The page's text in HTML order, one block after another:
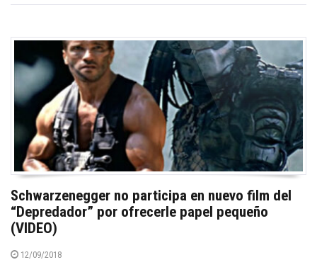
Schwarzenegger no participa en nuevo film del
“Depredador” por ofrecerle papel pequeño
(VIDEO)
12/09/2018